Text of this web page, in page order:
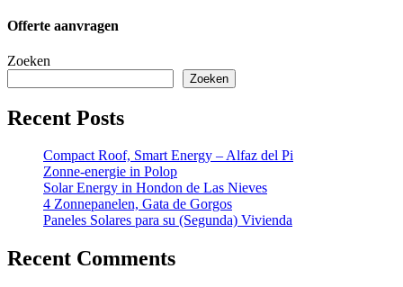
Offerte aanvragen
Zoeken
Zoeken
Recent Posts
Compact Roof, Smart Energy – Alfaz del Pi
Zonne-energie in Polop
Solar Energy in Hondon de Las Nieves
4 Zonnepanelen, Gata de Gorgos
Paneles Solares para su (Segunda) Vivienda
Recent Comments